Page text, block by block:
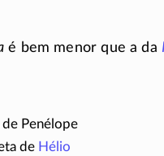
é bem menor que a da
Penélope
de Hélio